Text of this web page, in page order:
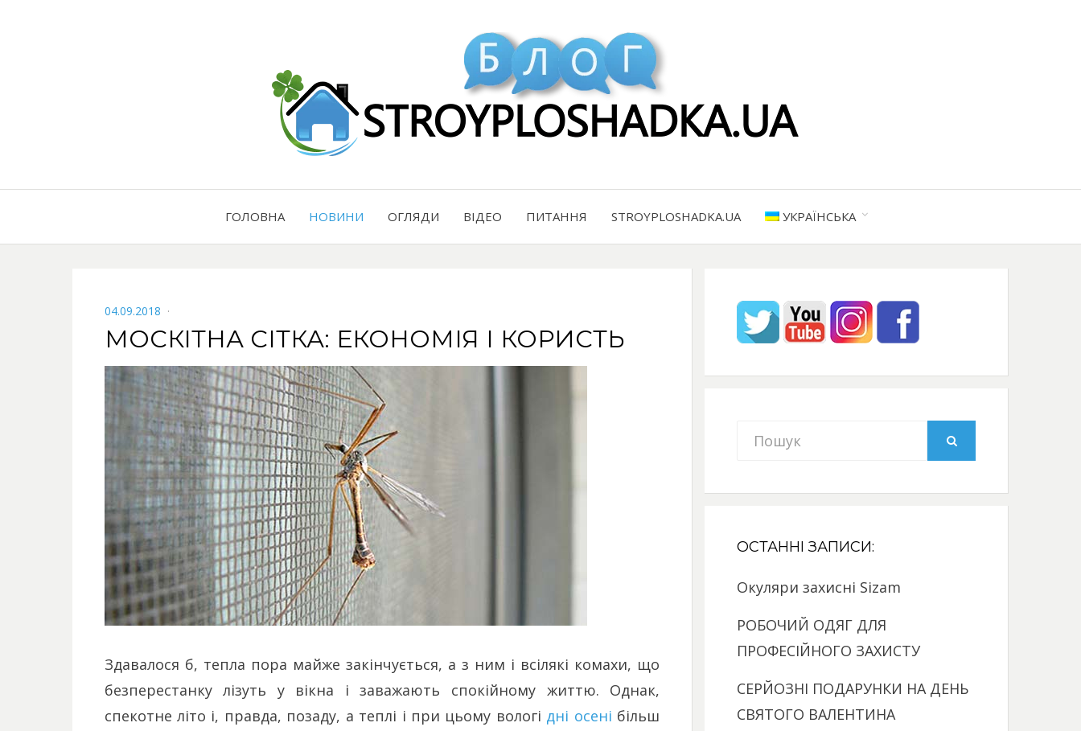
ГОЛОВНА НОВИНИ ОГЛЯДИ ВІДЕО ПИТАННЯ STROYPLOSHADKA.UA УКРАЇНСЬКА
POSTED
ON
04.09.2018
МОСКІТНА СІТКА: ЕКОНОМІЯ І КОРИСТЬ
Здавалося б, тепла пора майже закінчується, а з ним і всілякі комахи, що
безперестанку лізуть у вікна і заважають спокійному життю. Однак,
спекотне літо і, правда, позаду, а теплі і при цьому вологі дні осені більш
Search
ОСТАННІ ЗАПИСИ:
Окуляри захисні Sizam
РОБОЧИЙ ОДЯГ ДЛЯ
ПРОФЕСІЙНОГО ЗАХИСТУ
СЕРЙОЗНІ ПОДАРУНКИ НА ДЕНЬ
СВЯТОГО ВАЛЕНТИНА